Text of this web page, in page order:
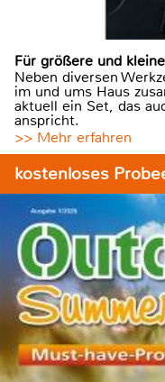
Für größere und
Neben diversen
im und ums Haus
aktuell ein Set, das
anspricht.
>> Mehr erfahren
kostenloses